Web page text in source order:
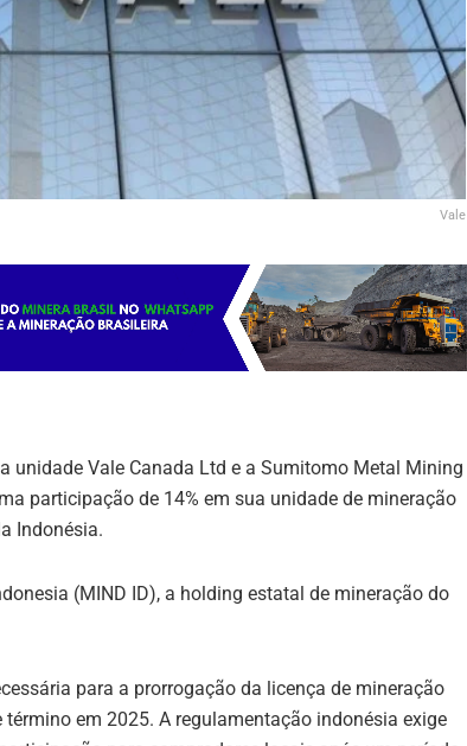
Vale
unidade Vale Canada Ltd e a Sumitomo Metal Mining
participação de 14% em sua unidade de mineração
Indonésia.
(MIND ID), a holding estatal de mineração do
para a prorrogação da licença de mineração
em 2025. A regulamentação indonésia exige